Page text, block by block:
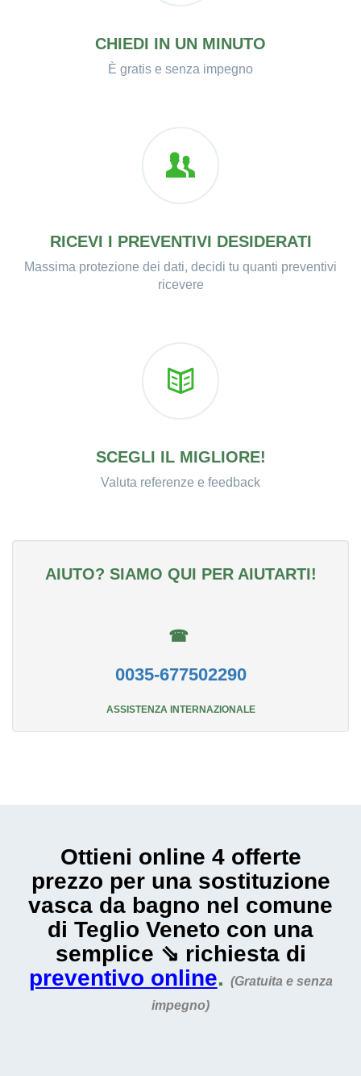
CHIEDI IN UN MINUTO
È gratis e senza impegno
RICEVI I PREVENTIVI DESIDERATI
Massima protezione dei dati, decidi tu quanti preventivi
ricevere
SCEGLI IL MIGLIORE!
Valuta referenze e feedback
AIUTO? SIAMO QUI PER AIUTARTI!
☎
0035-677502290
ASSISTENZA INTERNAZIONALE
Ottieni online 4 offerte
prezzo per una sostituzione
vasca da bagno nel comune
di Teglio Veneto con una
semplice ⇘ richiesta di
preventivo online. (Gratuita e senza
impegno)